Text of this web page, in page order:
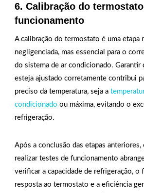
6. Calibração do
funcionamento
A calibração do termostato é uma etapa
negligenciada, mas essencial para o
do sistema de ar condicionado. Garantir
esteja ajustado corretamente contribui
preciso da temperatura, seja a
condicionado ou máxima, evitando o
refrigeração.
Após a conclusão das etapas anteriores,
realizar testes de funcionamento
verificar a capacidade de refrigeração, o
resposta ao termostato e a eficiência